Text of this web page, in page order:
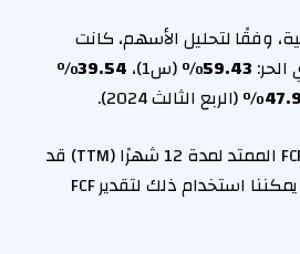
وفقًا لتحليل الأسهم، كانت
59.43% (س1)،
39.54%
(الربع الثالث 2024).
وهذا يعني أن هامش FCF الممتد لمدة 12 شهرًا (TTM) قد
. يمكننا استخدام ذلك لتقدير FCF